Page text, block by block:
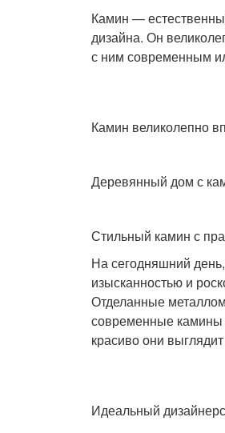
Камин —
дизайна. Он
с ним современным
Камин великолепно
Деревянный дом с
Стильный камин с
На сегодняшний
изысканностью и
Отделанные
современные
красиво они
Идеальный